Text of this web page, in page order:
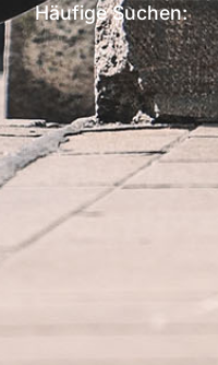
Häufige Suchen: